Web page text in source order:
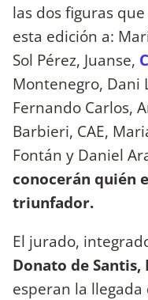
las dos figuras
esta edición a:
Sol Pérez, Juanse,
Montenegro, Dani
Fernando Carlos,
Barbieri, CAE,
Fontán y Daniel
conocerán quién
triunfador.
El jurado,
Donato de
esperan la